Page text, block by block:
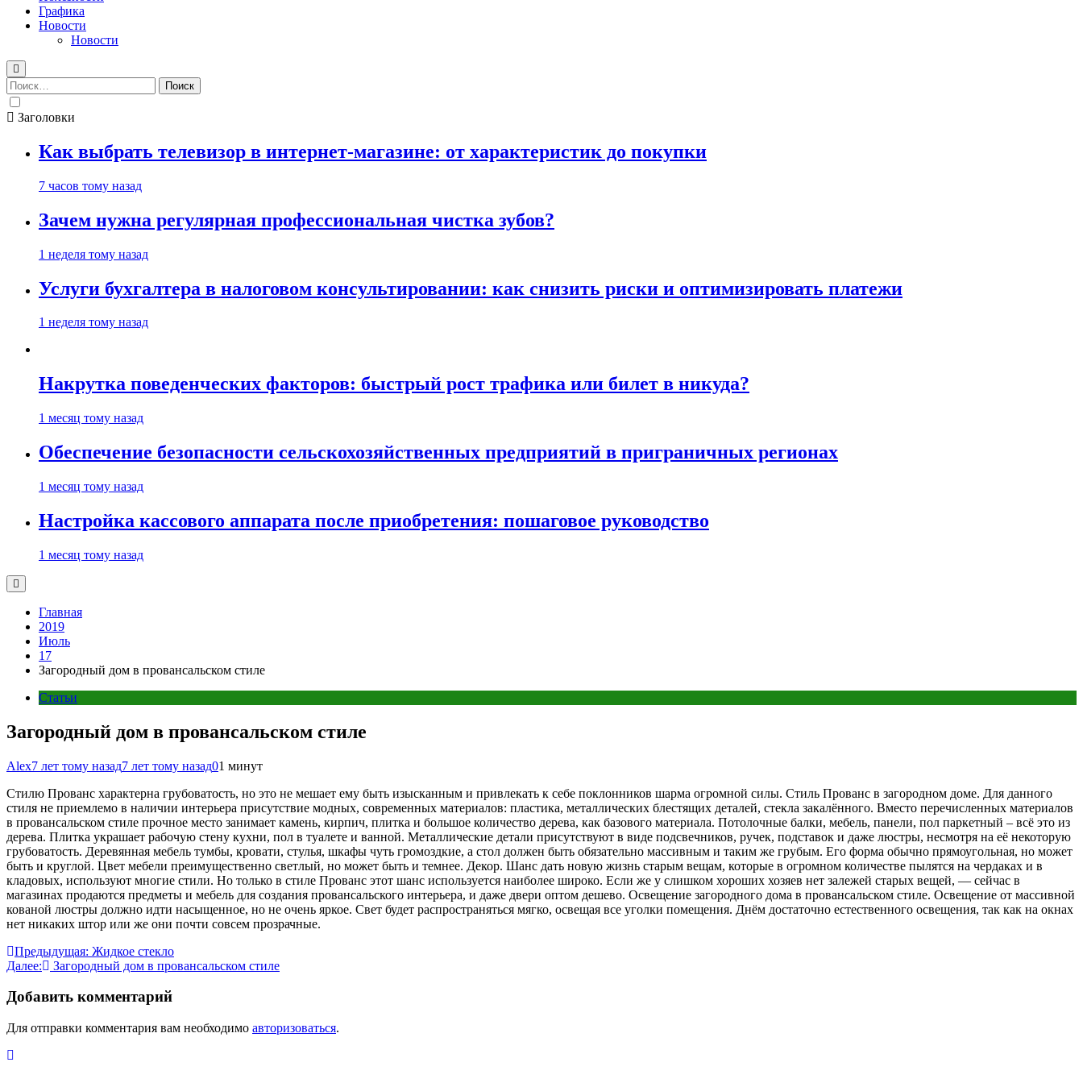
Графика
Новости
Новости
Найти:
Заголовки
Как выбрать телевизор в интернет-магазине: от характеристик до покупки
7 часов тому назад
Зачем нужна регулярная профессиональная чистка зубов?
1 неделя тому назад
Услуги бухгалтера в налоговом консультировании: как снизить риски и оптимизировать платежи
1 неделя тому назад
Накрутка поведенческих факторов: быстрый рост трафика или билет в никуда?
1 месяц тому назад
Обеспечение безопасности сельскохозяйственных предприятий в приграничных регионах
1 месяц тому назад
Настройка кассового аппарата после приобретения: пошаговое руководство
1 месяц тому назад
Главная
2019
Июль
17
Загородный дом в провансальском стиле
Статьи
Загородный дом в провансальском стиле
Alex7 лет тому назад7 лет тому назад01 минут
Стилю Прованс характерна грубоватость, но это не мешает ему быть изысканным и привлекать к себе поклонников шарма огромной силы. Стиль Прованс в загородном доме. Для данного
стиля не приемлемо в наличии интерьера присутствие модных, современных материалов: пластика, металлических блестящих деталей, стекла закалённого. Вместо перечисленных материалов
в провансальском стиле прочное место занимает камень, кирпич, плитка и большое количество дерева, как базового материала. Потолочные балки, мебель, панели, пол паркетный – всё это из
дерева. Плитка украшает рабочую стену кухни, пол в туалете и ванной. Металлические детали присутствуют в виде подсвечников, ручек, подставок и даже люстры, несмотря на её некоторую
грубоватость. Деревянная мебель тумбы, кровати, стулья, шкафы чуть громоздкие, а стол должен быть обязательно массивным и таким же грубым. Его форма обычно прямоугольная, но может
быть и круглой. Цвет мебели преимущественно светлый, но может быть и темнее. Декор. Шанс дать новую жизнь старым вещам, которые в огромном количестве пылятся на чердаках и в
кладовых, используют многие стили. Но только в стиле Прованс этот шанс используется наиболее широко. Если же у слишком хороших хозяев нет залежей старых вещей, — сейчас в
магазинах продаются предметы и мебель для создания провансальского интерьера, и даже двери оптом дешево. Освещение загородного дома в провансальском стиле. Освещение от массивной
кованой люстры должно идти насыщенное, но не очень яркое. Свет будет распространяться мягко, освещая все уголки помещения. Днём достаточно естественного освещения, так как на окнах
нет никаких штор или же они почти совсем прозрачные.
Навигация
по
записям
Предыдущая: Жидкое стекло
Далее:
Загородный дом в провансальском стиле
Добавить комментарий
Для отправки комментария вам необходимо авторизоваться.